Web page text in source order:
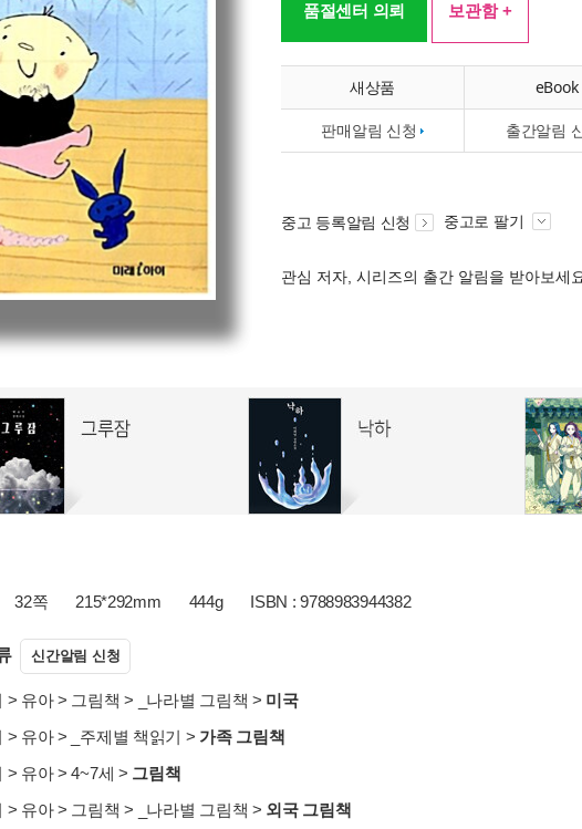
품절센터 의뢰 보관함 +
새상품 eBook
판매알림 신청 출간알림
중고 등록알림 신청 중고로 팔기
관심 저자, 시리즈의 출간 알림을 받아보세
32쪽 215*292mm 444g ISBN : 9788983944382
신간알림 신청
> 유아> 그림책 > _나라별 그림책 > 미국
> 유아> _주제별 책읽기 > 가족 그림책
> 유아>4~7세 > 그림책
> 유아> 그림책 > _나라별 그림책 > 외국 그림책